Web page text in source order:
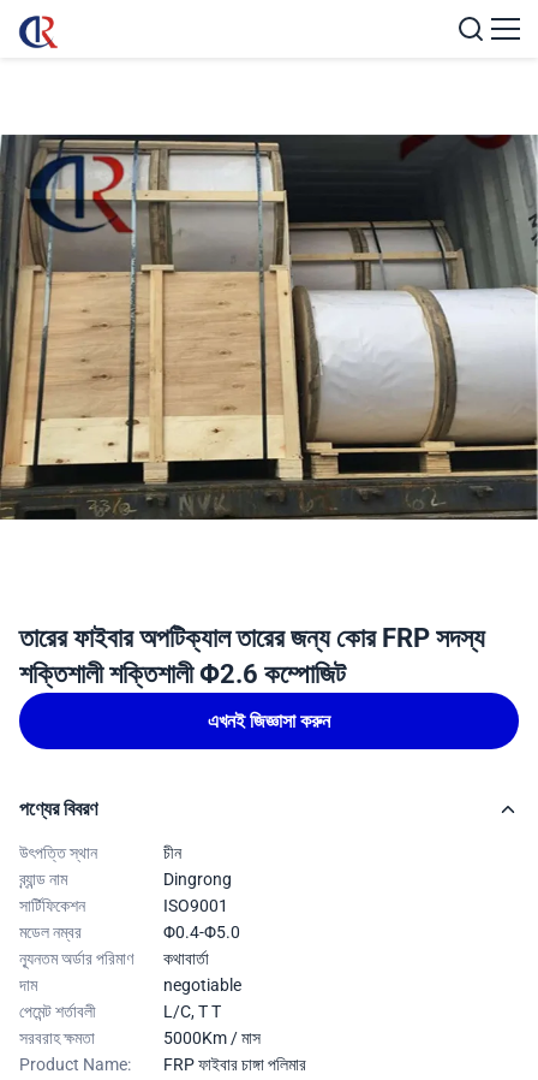
তারের ফাইবার অপটিক্যাল তারের জন্য কোর FRP সদস্য
শক্তিশালী শক্তিশালী Φ2.6 কম্পোজিট
এখনই জিজ্ঞাসা করুন
পণ্যের বিবরণ
উৎপত্তি স্থান
চীন
ব্র্যান্ড নাম
Dingrong
সার্টিফিকেশন
ISO9001
মডেল নম্বর
Φ0.4-Φ5.0
ন্যূনতম অর্ডার পরিমাণ
কথাবার্তা
দাম
negotiable
পেমেন্ট শর্তাবলী
L/C, T T
সরবরাহ ক্ষমতা
5000Km / মাস
Product Name:
FRP ফাইবার চাঙ্গা পলিমার